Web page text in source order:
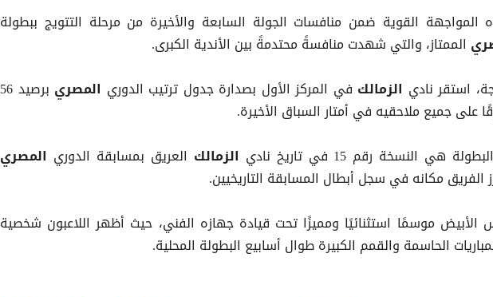
القوية ضمن منافسات الجولة السابعة والأخيرة من مرحلة التتويج ببطولة
الممتاز، والتي شهدت منافسةً محتدمةً بين الأندية الكبرى.
استقر نادي الزمالك في المركز الأول بصدارة جدول ترتيب الدوري المصري
برصيد 56
على جميع ملاحقيه في أمتار السباق الأخيرة.
هي النسخة رقم 15 في تاريخ نادي
الزمالك العريق بمسابقة الدوري المصري
الفريق مكانه في سجل أبطال المسابقة التاريخيين.
الأبيض موسمًا استثنائيًا ومميزًا تحت قيادة جهازه الفني، حيث أظهر اللاعبون شخصية
الحاسمة والقمم الكبيرة طوال أسابيع البطولة المحلية.